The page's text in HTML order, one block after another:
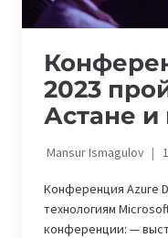
2023
Астане и
Mansur Ismagulov
Конференция Azure
технологиям
конференции: —